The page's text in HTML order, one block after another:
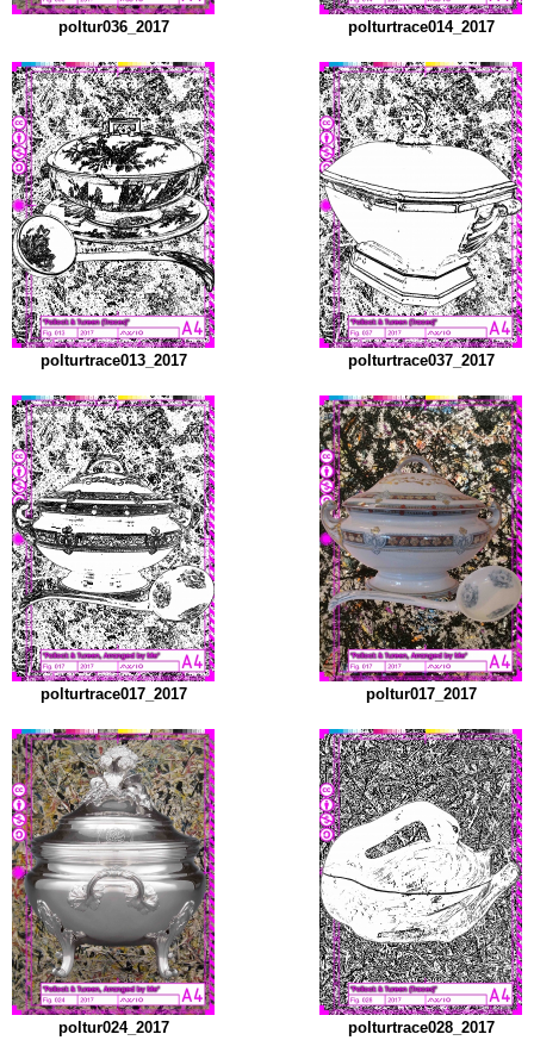
poltur036_2017 polturtrace014_2017
polturtrace013_2017 polturtrace037_2017
polturtrace017_2017 poltur017_2017
poltur024_2017 polturtrace028_2017